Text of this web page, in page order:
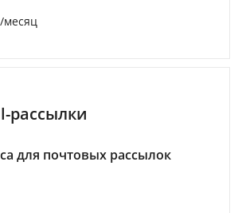
месяц
рассылки
для почтовых рассылок